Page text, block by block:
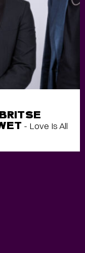
- Love Is All